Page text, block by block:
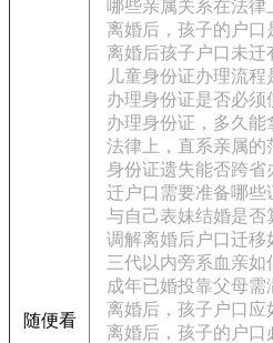
随便看
哪些亲属关系在法律
离婚后，孩子的户口
离婚后孩子户口未迁
儿童身份证办理流程
办理身份证是否必须
办理身份证，多久能
法律上，直系亲属的
身份证遗失能否跨省
迁户口需要准备哪些
与自己表妹结婚是否
调解离婚后户口迁移
三代以内旁系血亲如
成年已婚投靠父母需
离婚后，孩子户口应
离婚后，孩子的户口